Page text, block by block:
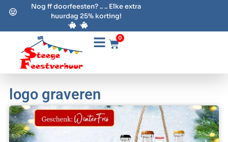
Nog ff doorfeesten? .. .. Elke extra
huurdag 25% korting!
0
logo graveren